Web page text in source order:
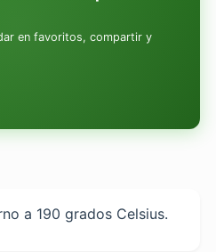
en favoritos, compartir y
a 190 grados Celsius.